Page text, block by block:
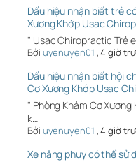
Dấu hiệu nhận biết trẻ
Xương Khớp Usac
" Usac Chiropractic Trẻ
Bởi uyenuyen01 ,4 giờ
Dấu hiệu nhận biết hội
Cơ Xương Khớp Usac
" Phòng Khám Cơ
k…
Bởi uyenuyen01 ,4 giờ
Xe nâng phuy có thể sử